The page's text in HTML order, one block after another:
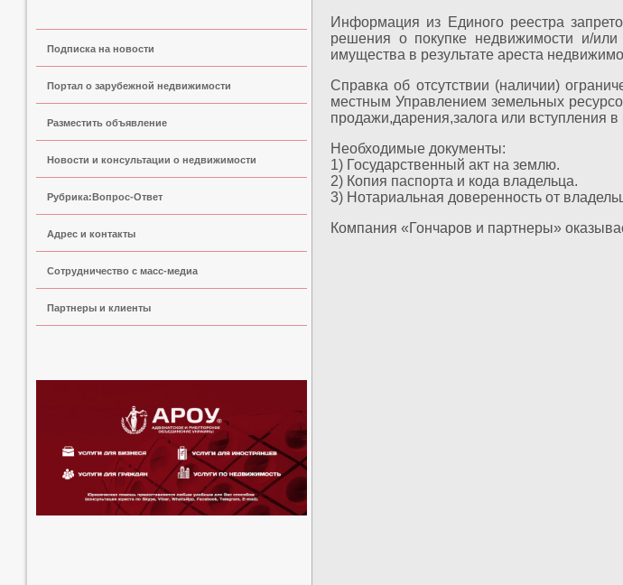
Подписка на новости
Портал о зарубежной недвижимости
Разместить объявление
Новости и консультации о недвижимости
Рубрика:Вопрос-Ответ
Адрес и контакты
Сoтрудничество с масс-медиа
Партнеры и клиенты
Информация из Единого реестра
решения о покупке недвижимости и/
имущества в результате ареста
Справка об отсутствии (наличии)
местным Управлением земельных
продажи,дарения,залога или вступления в
Необходимые документы:
1) Государственный акт на землю.
2) Копия паспорта и кода владельца.
3) Нотариальная доверенность от
Компания «Гончаров и партнеры»